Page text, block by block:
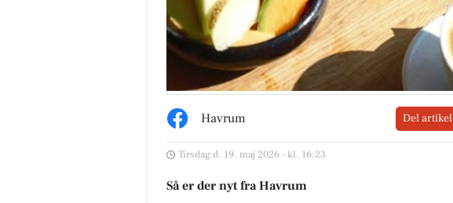
Havrum Del artikel
Tirsdag d. 19. maj 2026 - kl. 16:23
Så er der nyt fra Havrum
Fairpaint ApS
Hvad er undskyldningen for fortsat